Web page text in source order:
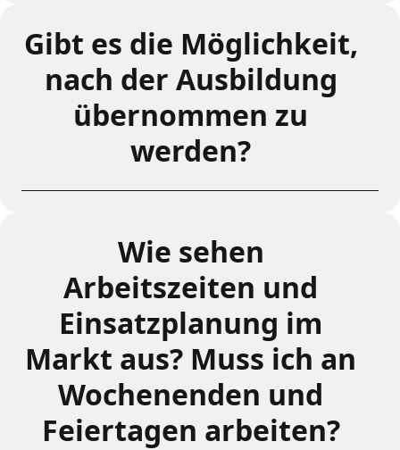
Gibt es die Möglichkeit,
nach der Ausbildung
übernommen zu
werden?
Wie sehen
Arbeitszeiten und
Einsatzplanung im
Markt aus? Muss ich an
Wochenenden und
Feiertagen arbeiten?